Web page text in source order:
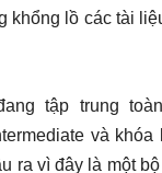
khổng lồ các tài
tập trung
và
ra vì đây là một